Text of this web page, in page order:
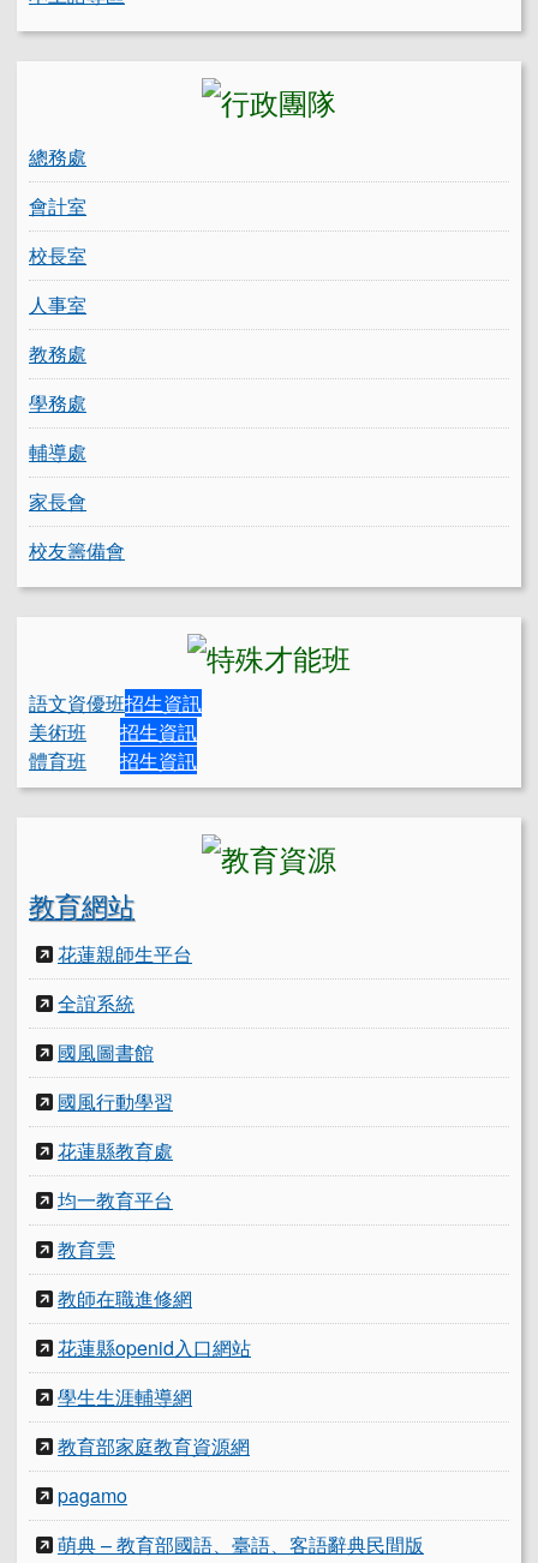
總務處
會計室
校長室
人事室
教務處
學務處
輔導處
家長會
校友籌備會
語文資優班招生資訊
美術班
招生資訊
體育班
招生資訊
教育網站
花蓮親師生平台
全誼系統
國風圖書館
國風行動學習
花蓮縣教育處
均一教育平台
教育雲
教師在職進修網
花蓮縣openid入口網站
學生生涯輔導網
教育部家庭教育資源網
pagamo
萌典 – 教育部國語、臺語、客語辭典民間版